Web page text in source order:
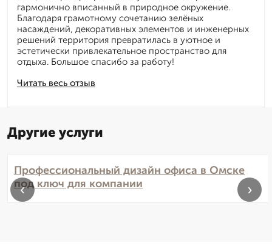
Читать весь отзыв
гармонично вписанный в природное окружение.
Благодаря грамотному сочетанию зелёных
насаждений, декоративных элементов и инженерных
решений территория превратилась в уютное и
эстетически привлекательное пространство для
отдыха. Большое спасибо за работу!
Другие услуги
Профессиональный дизайн офиса в Омске
под ключ для компании
‹ ›